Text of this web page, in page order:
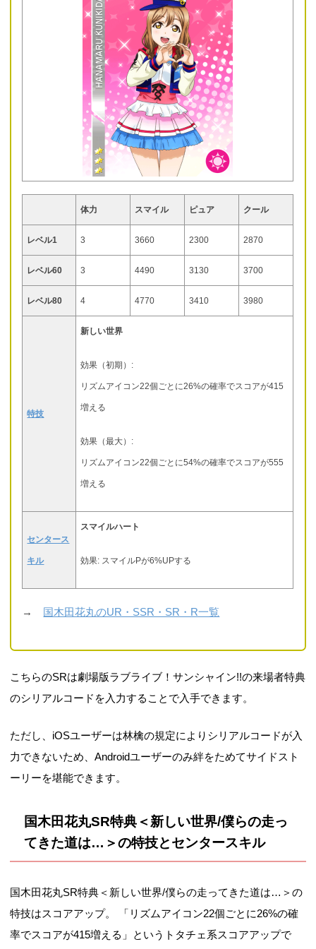
体力 スマイル ピュア クール
レベル1 3 3660 2300 2870
レベル60 3 4490 3130 3700
レベル80 4 4770 3410 3980
特技
新しい世界
効果（初期）:
リズムアイコン22個ごとに26%の確率でスコアが415
増える
効果（最大）:
リズムアイコン22個ごとに54%の確率でスコアが555
増える
センタース
キル
スマイルハート
効果: スマイルPが6%UPする
→ 国木田花丸のUR・SSR・SR・R一覧
こちらのSRは劇場版ラブライブ！サンシャイン!!の来場者特典
のシリアルコードを入力することで入手できます。
ただし、iOSユーザーは林檎の規定によりシリアルコードが入
力できないため、Androidユーザーのみ絆をためてサイドスト
ーリーを堪能できます。
国木田花丸SR特典＜新しい世界/僕らの走っ
てきた道は…＞の特技とセンタースキル
国木田花丸SR特典＜新しい世界/僕らの走ってきた道は…＞の
特技はスコアアップ。 「リズムアイコン22個ごとに26%の確
率でスコアが415増える」というトタチェ系スコアアップで